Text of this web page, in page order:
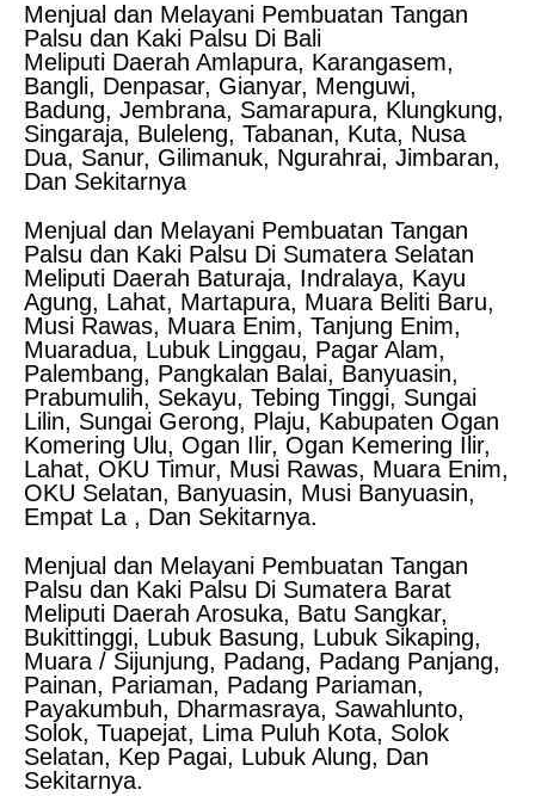
Menjual dan Melayani Pembuatan Tangan
Palsu dan Kaki Palsu Di Bali
Meliputi Daerah Amlapura, Karangasem,
Bangli, Denpasar, Gianyar, Menguwi,
Badung, Jembrana, Samarapura, Klungkung,
Singaraja, Buleleng, Tabanan, Kuta, Nusa
Dua, Sanur, Gilimanuk, Ngurahrai, Jimbaran,
Dan Sekitarnya
Menjual dan Melayani Pembuatan Tangan
Palsu dan Kaki Palsu Di Sumatera Selatan
Meliputi Daerah Baturaja, Indralaya, Kayu
Agung, Lahat, Martapura, Muara Beliti Baru,
Musi Rawas, Muara Enim, Tanjung Enim,
Muaradua, Lubuk Linggau, Pagar Alam,
Palembang, Pangkalan Balai, Banyuasin,
Prabumulih, Sekayu, Tebing Tinggi, Sungai
Lilin, Sungai Gerong, Plaju, Kabupaten Ogan
Komering Ulu, Ogan Ilir, Ogan Kemering Ilir,
Lahat, OKU Timur, Musi Rawas, Muara Enim,
OKU Selatan, Banyuasin, Musi Banyuasin,
Empat La , Dan Sekitarnya.
Menjual dan Melayani Pembuatan Tangan
Palsu dan Kaki Palsu Di Sumatera Barat
Meliputi Daerah Arosuka, Batu Sangkar,
Bukittinggi, Lubuk Basung, Lubuk Sikaping,
Muara / Sijunjung, Padang, Padang Panjang,
Painan, Pariaman, Padang Pariaman,
Payakumbuh, Dharmasraya, Sawahlunto,
Solok, Tuapejat, Lima Puluh Kota, Solok
Selatan, Kep Pagai, Lubuk Alung, Dan
Sekitarnya.